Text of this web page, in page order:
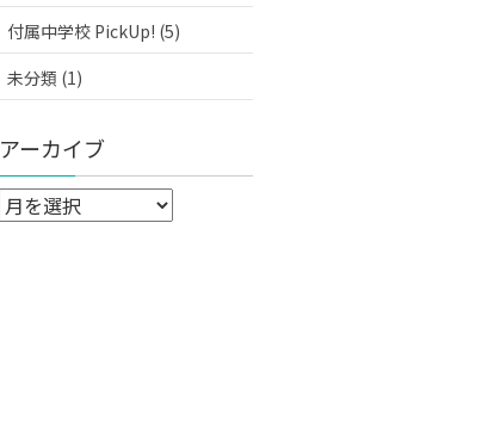
付属中学校 PickUp! (5)
未分類 (1)
アーカイブ